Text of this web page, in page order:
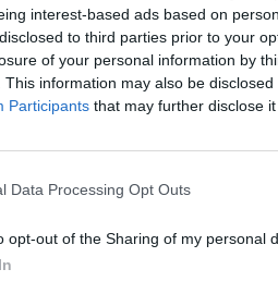
interest-based ads based on
to third parties prior to your
of your personal information by
This information may also be
Participants that may further disclose
Data Processing Opt Outs
opt-out of the Sharing of my personal
αστικά κέντρα.
φοιτητικών ενοικίων στην Αττική
τη στιγμή, με βάση τα
προς ενοικίαση είναι έως 55 τ.μ.
φοιτητικών ενοικίων στην
αποτυπώνει σημαντικές
ενοικίασης μικρού